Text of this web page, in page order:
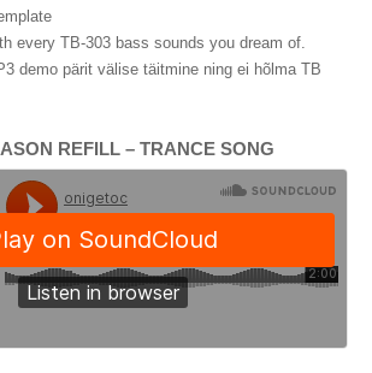
every TB-303 bass sounds you dream of
demo pärit välise täitmine ning ei hõlma TB
REFILL – TRANCE SONG